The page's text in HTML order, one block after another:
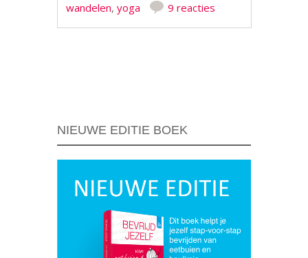
wandelen,yoga 9 reacties
NIEUWE EDITIE BOEK